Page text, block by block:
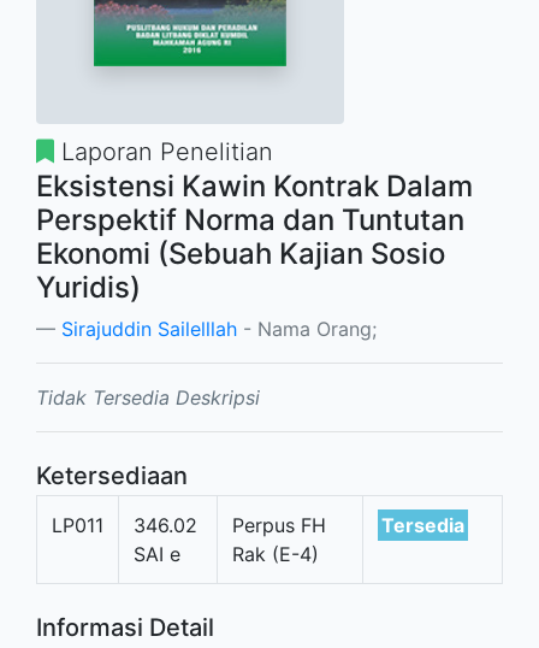
Laporan Penelitian
Eksistensi Kawin Kontrak Dalam
Perspektif Norma dan Tuntutan
Ekonomi (Sebuah Kajian Sosio
Yuridis)
Sirajuddin Sailelllah - Nama Orang;
Tidak Tersedia Deskripsi
Ketersediaan
LP011
346.02
SAI e
Perpus FH
Rak (E-4)
Tersedia
Informasi Detail